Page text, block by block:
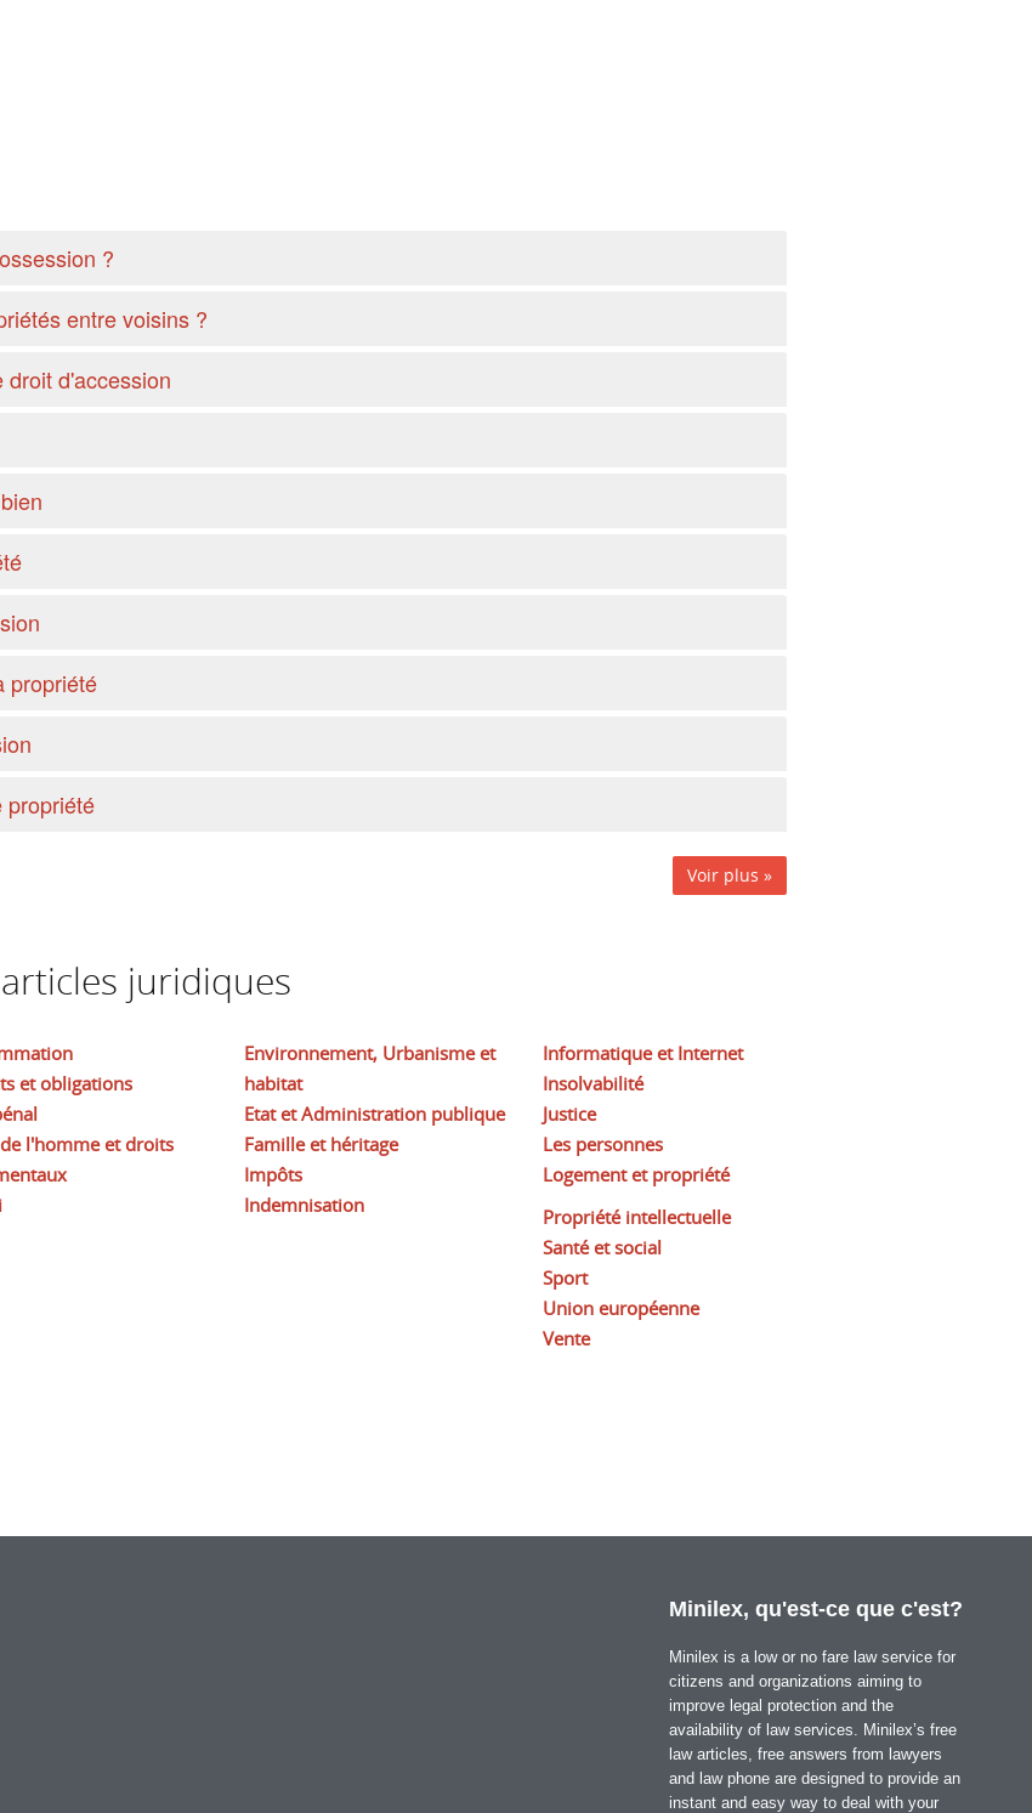
?
entre voisins ?
droit d'accession
propriété
propriété
Voir plus »
juridiques
et obligations
l'homme et droits
Environnement, Urbanisme et
habitat
Etat et Administration publique
Famille et héritage
Impôts
Indemnisation
Informatique et Internet
Insolvabilité
Justice
Les personnes
Logement et propriété
Propriété intellectuelle
Santé et social
Sport
Union européenne
Vente
Minilex, qu'est-ce que c'est?
Minilex is a low or no fare law service for
citizens and organizations aiming to
improve legal protection and the
availability of law services. Minilex’s free
law articles, free answers from lawyers
and law phone are designed to provide an
instant and easy way to deal with your